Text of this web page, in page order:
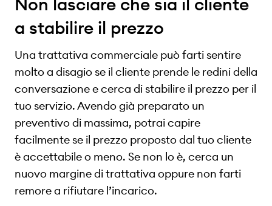
Non lasciare che sia il cliente
a stabilire il prezzo
Una trattativa commerciale può farti sentire
molto a disagio se il cliente prende le redini della
conversazione e cerca di stabilire il prezzo per il
tuo servizio. Avendo già preparato un
preventivo di massima, potrai capire
facilmente se il prezzo proposto dal tuo cliente
è accettabile o meno. Se non lo è, cerca un
nuovo margine di trattativa oppure non farti
remore a rifiutare l’incarico.